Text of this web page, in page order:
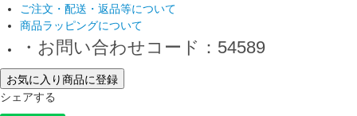
ご注文・配送・返品等について
商品ラッピングについて
・お問い合わせコード：54589
お気に入り商品に登録
シェアする